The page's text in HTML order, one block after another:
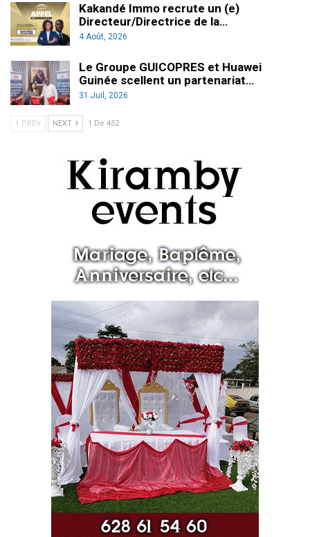
Kakandé Immo recrute un (e)
Directeur/Directrice de la…
4 Août, 2026
Le Groupe GUICOPRES et Huawei
Guinée scellent un partenariat…
31 Juil, 2026
PREV NEXT 1 De 452